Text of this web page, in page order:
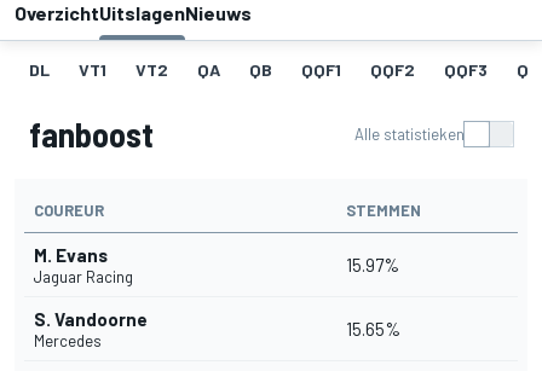
OverzichtUitslagenNieuws
DL VT1 VT2 QA QB QQF1 QQF2 QQF3
fanboost Alle statistieken
COUREUR STEMMEN
M. Evans
Jaguar Racing
15.97%
S. Vandoorne
Mercedes
15.65%